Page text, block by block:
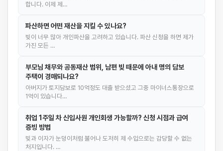
합니다. 이제 제…
파산하면 어떤 재산을 지킬 수 있나요?
빚이 너무 많아 개인파산을 고려하고 있습니다. 파산 신청을 하면 제가
가진 모든 …
부모님 채무와 공동재산 범위, 남편 빚 때문에 아내 명의 담보
주택이 경매되나요?
아버지가 토지담보로 10억정도 대출 받으셨고 그중 마이너스통장으로
1억이 있습니다…
취업 1주일 차 신입사원 개인회생 가능할까? 신청 시점과 급여
증빙 방법
빚과 이자가 눈덩이처럼 불어나 도저히 제 수입으로는 감당할 수 없는
처지입니다. …